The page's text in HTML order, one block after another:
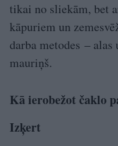
tikai no sliekām, bet
kāpuriem un
darba metodes –
mauriņš.
Kā ierobežot čaklo
Izķert